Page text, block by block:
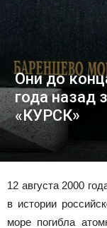
Они до
года назад
«КУРСК»
12 августа 2000
в истории
море погибла